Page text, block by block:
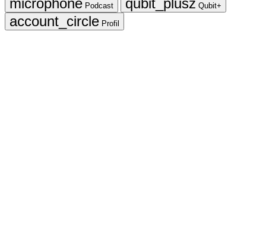
Podcast
Qubit+
Profil